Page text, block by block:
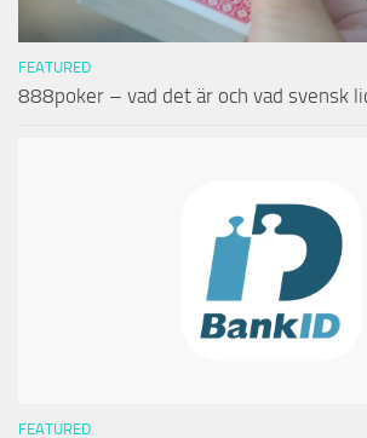
FEATURED
888poker – vad det är och vad svensk
FEATURED